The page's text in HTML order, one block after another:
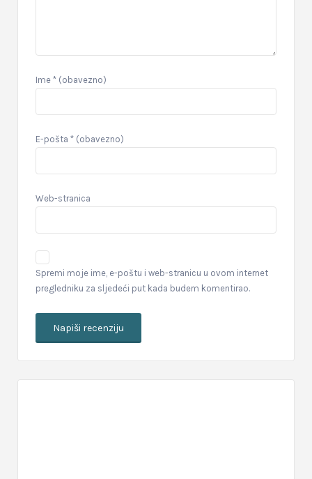
Ime * (obavezno)
E-pošta * (obavezno)
Web-stranica
Spremi moje ime, e-poštu i web-stranicu u ovom internet
pregledniku za sljedeći put kada budem komentirao.